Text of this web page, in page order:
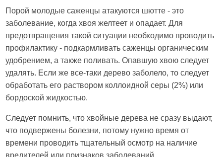
Порой молодые саженцы атакуются шютте - это
заболевание, когда хвоя желтеет и опадает. Для
предотвращения такой ситуации необходимо проводить
профилактику - подкармливать саженцы органическим
удобрением, а также поливать. Опавшую хвою следует
удалять. Если же все-таки дерево заболело, то следует
обработать его раствором коллоидной серы (2%) или
бордоской жидкостью.
Следует помнить, что хвойные дерева не сразу выдают,
что подвержены болезни, потому нужно время от
времени проводить тщательный осмотр на наличие
вредителей или признаков заболеваний.